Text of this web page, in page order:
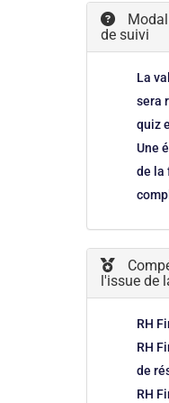
de suivi
La
sera
quiz
Une
de la
l'issue de
RH
RH
de
RH